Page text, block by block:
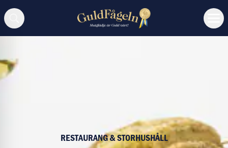
Sök
RESTAURANG & STORHUSHÅLL